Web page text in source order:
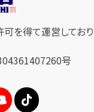
を得て運営しており
号